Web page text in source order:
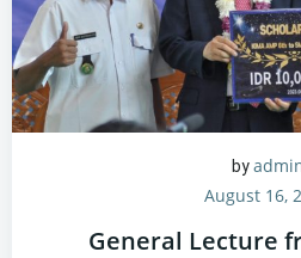
by
August 16,
General Lecture